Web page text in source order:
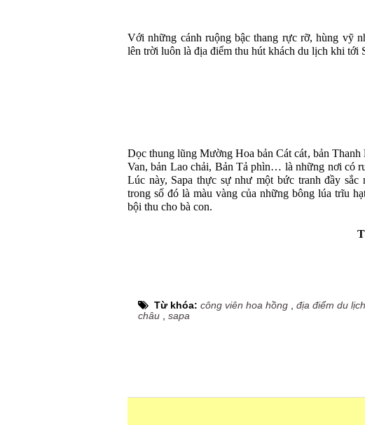
Với những cánh ruộng bậc thang rực rỡ, hùng vỹ
lên trời luôn là địa điểm thu hút khách du lịch khi tới
Dọc thung lũng Mường Hoa bản Cát cát, bản
Van, bản Lao chải, Bản Tả phìn… là những nơi có
Lúc này, Sapa thực sự như một bức tranh đầy sắc
trong số đó là màu vàng của những bông lúa trĩu
bội thu cho bà con.
Từ khóa: công viên hoa hồng địa điểm du
châu
sapa